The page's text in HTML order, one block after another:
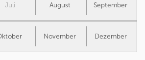
Juli August September
November Dezember